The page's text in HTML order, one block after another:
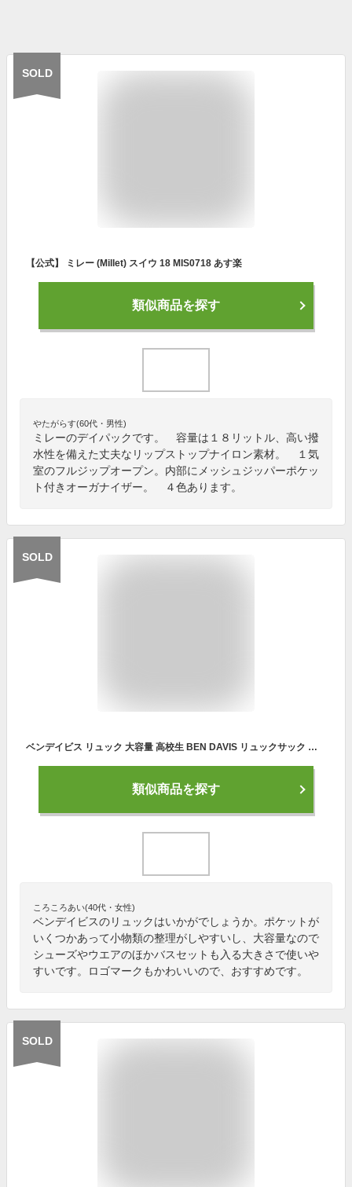
SOLD
【公式】 ミレー (Millet) スイウ 18 MIS0718 あす楽
類似商品を探す
やたがらす(60代・男性)
ミレーのデイパックです。 容量は１８リットル、高い撥
水性を備えた丈夫なリップストップナイロン素材。 １気
室のフルジップオープン。内部にメッシュジッパーポケッ
ト付きオーガナイザー。 ４色あります。
SOLD
ベンデイビス リュック 大容量 高校生 BEN DAVIS リュックサック レディース メンズ 36L A4 バックパック 通勤 通学 黒 中学生 大学生 ポケット多い リュック おしゃれ 大容量リュック シンプル 頑丈 丈夫 カジュアル ストリート 学生 ジム キーホルダー付き 背面ファスナー
類似商品を探す
ころころあい(40代・女性)
ベンデイビスのリュックはいかがでしょうか。ポケットが
いくつかあって小物類の整理がしやすいし、大容量なので
シューズやウエアのほかバスセットも入る大きさで使いや
すいです。ロゴマークもかわいいので、おすすめです。
SOLD